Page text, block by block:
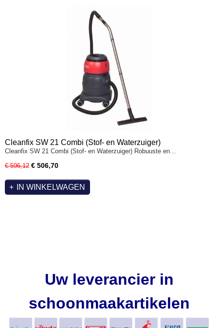
Cleanfix SW 21 Combi (Stof- en Waterzuiger)
Cleanfix SW 21 Combi (Stof- en Waterzuiger) Robuuste en…
€ 596,12 € 506,70
IN WINKELWAGEN
Uw leverancier in
schoonmaakartikelen